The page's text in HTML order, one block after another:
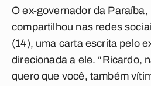
O ex-governador da
compartilhou nas redes
(14), uma carta escrita pelo
direcionada a ele. “Ricardo,
quero que você, também